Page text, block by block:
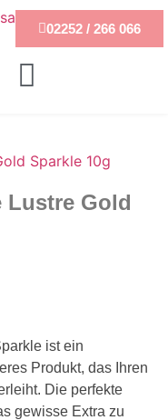
02252 / 266 066
Lustre Gold
ist ein
Produkt, das Ihren
Die perfekte
gewisse Extra zu